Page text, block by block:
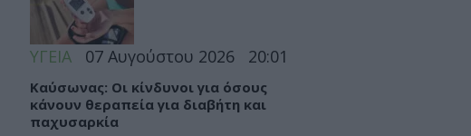
ΥΓΕΙΑ 07 Αυγούστου 2026 20:01
Καύσωνας: Οι κίνδυνοι για όσους
κάνουν θεραπεία για διαβήτη και
παχυσαρκία